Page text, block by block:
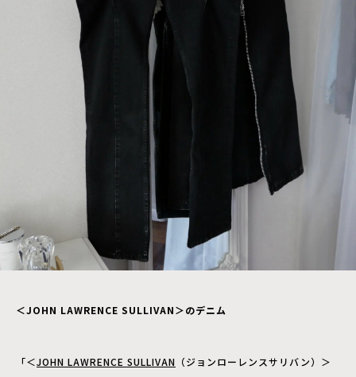
＜JOHN LAWRENCE SULLIVAN＞のデニム
「＜JOHN LAWRENCE SULLIVAN （ジョンローレンスサリバン）＞